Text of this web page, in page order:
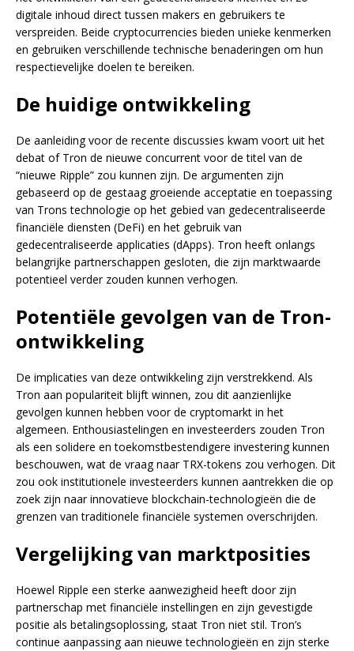
digitale inhoud direct tussen makers en gebruikers te
verspreiden. Beide cryptocurrencies bieden unieke kenmerken
en gebruiken verschillende technische benaderingen om hun
respectievelijke doelen te bereiken.
De huidige ontwikkeling
De aanleiding voor de recente discussies kwam voort uit het
debat of Tron de nieuwe concurrent voor de titel van de
“nieuwe Ripple” zou kunnen zijn. De argumenten zijn
gebaseerd op de gestaag groeiende acceptatie en toepassing
van Trons technologie op het gebied van gedecentraliseerde
financiële diensten (DeFi) en het gebruik van
gedecentraliseerde applicaties (dApps). Tron heeft onlangs
belangrijke partnerschappen gesloten, die zijn marktwaarde
potentieel verder zouden kunnen verhogen.
Potentiële gevolgen van de Tron-
ontwikkeling
De implicaties van deze ontwikkeling zijn verstrekkend. Als
Tron aan populariteit blijft winnen, zou dit aanzienlijke
gevolgen kunnen hebben voor de cryptomarkt in het
algemeen. Enthousiastelingen en investeerders zouden Tron
als een solidere en toekomstbestendigere investering kunnen
beschouwen, wat de vraag naar TRX-tokens zou verhogen. Dit
zou ook institutionele investeerders kunnen aantrekken die op
zoek zijn naar innovatieve blockchain-technologieën die de
grenzen van traditionele financiële systemen overschrijden.
Vergelijking van marktposities
Hoewel Ripple een sterke aanwezigheid heeft door zijn
partnerschap met financiële instellingen en zijn gevestigde
positie als betalingsoplossing, staat Tron niet stil. Tron’s
continue aanpassing aan nieuwe technologieën en zijn sterke